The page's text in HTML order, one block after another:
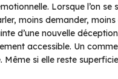
Lorsque l’on
moins demander,
d’une nouvelle
accessible. Un
si elle reste